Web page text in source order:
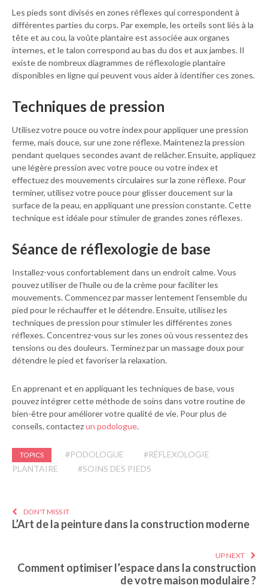
Les pieds sont divisés en zones réflexes qui correspondent à
différentes parties du corps. Par exemple, les orteils sont liés à la
tête et au cou, la voûte plantaire est associée aux organes
internes, et le talon correspond au bas du dos et aux jambes. Il
existe de nombreux diagrammes de réflexologie plantaire
disponibles en ligne qui peuvent vous aider à identifier ces zones.
Techniques de pression
Utilisez votre pouce ou votre index pour appliquer une pression
ferme, mais douce, sur une zone réflexe. Maintenez la pression
pendant quelques secondes avant de relâcher. Ensuite, appliquez
une légère pression avec votre pouce ou votre index et
effectuez des mouvements circulaires sur la zone réflexe. Pour
terminer, utilisez votre pouce pour glisser doucement sur la
surface de la peau, en appliquant une pression constante. Cette
technique est idéale pour stimuler de grandes zones réflexes.
Séance de réflexologie de base
Installez-vous confortablement dans un endroit calme. Vous
pouvez utiliser de l’huile ou de la crème pour faciliter les
mouvements. Commencez par masser lentement l’ensemble du
pied pour le réchauffer et le détendre. Ensuite, utilisez les
techniques de pression pour stimuler les différentes zones
réflexes. Concentrez-vous sur les zones où vous ressentez des
tensions ou des douleurs. Terminez par un massage doux pour
détendre le pied et favoriser la relaxation.
En apprenant et en appliquant les techniques de base, vous
pouvez intégrer cette méthode de soins dans votre routine de
bien-être pour améliorer votre qualité de vie. Pour plus de
conseils, contactezun podologue.
TOPICS #PODOLOGUE
#RÉFLEXOLOGIE
PLANTAIRE
#SOINS DES PIEDS
DON'T MISS IT
L’Art de la peinture dans la construction moderne
UP NEXT
Comment optimiser l’espace dans la construction
de votre maison modulaire ?